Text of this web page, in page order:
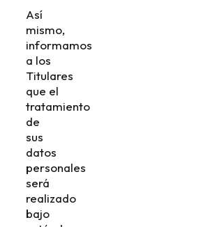
Así
mismo,
informamos
a los
Titulares
que el
tratamiento
de
sus
datos
personales
será
realizado
bajo